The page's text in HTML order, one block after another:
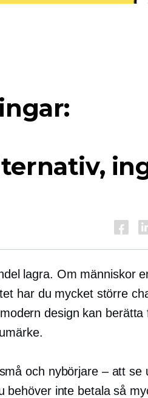
lagra. Om människor
har du mycket större
design kan berätta
och nybörjare – att se
behöver inte betala så